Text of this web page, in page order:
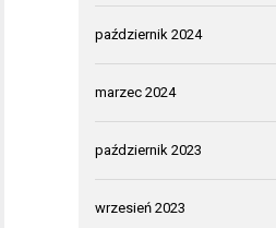
październik 2024
marzec 2024
październik 2023
wrzesień 2023